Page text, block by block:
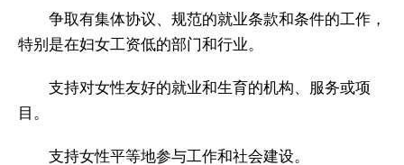
争取有集体协议、规范的就业条款和条件的工作，
特别是在妇女工资低的部门和行业。
支持对女性友好的就业和生育的机构、服务或项
目。
支持女性平等地参与工作和社会建设。